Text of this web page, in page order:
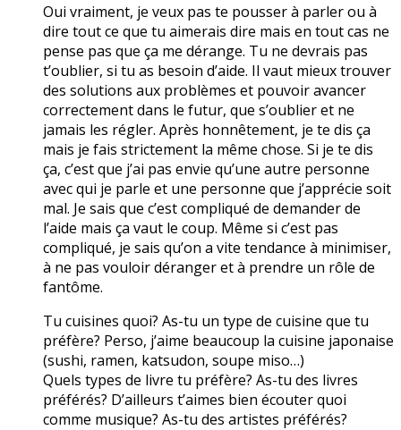
Oui vraiment, je veux pas te pousser à parler ou à
dire tout ce que tu aimerais dire mais en tout cas ne
pense pas que ça me dérange. Tu ne devrais pas
t’oublier, si tu as besoin d’aide. Il vaut mieux trouver
des solutions aux problèmes et pouvoir avancer
correctement dans le futur, que s’oublier et ne
jamais les régler. Après honnêtement, je te dis ça
mais je fais strictement la même chose. Si je te dis
ça, c’est que j’ai pas envie qu’une autre personne
avec qui je parle et une personne que j’apprécie soit
mal. Je sais que c’est compliqué de demander de
l’aide mais ça vaut le coup. Même si c’est pas
compliqué, je sais qu’on a vite tendance à minimiser,
à ne pas vouloir déranger et à prendre un rôle de
fantôme.
Tu cuisines quoi? As-tu un type de cuisine que tu
préfère? Perso, j’aime beaucoup la cuisine japonaise
(sushi, ramen, katsudon, soupe miso…)
Quels types de livre tu préfère? As-tu des livres
préférés? D’ailleurs t’aimes bien écouter quoi
comme musique? As-tu des artistes préférés?